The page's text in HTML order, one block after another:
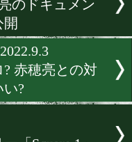
ド・シューズ」
穂亮のドキュ